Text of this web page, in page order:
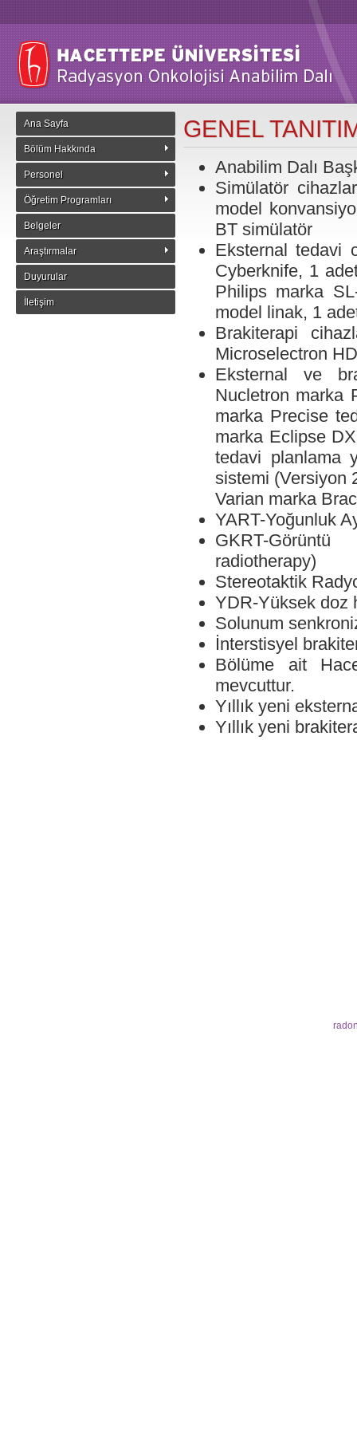
Ana Sayfa
Bölüm Hakkında
Personel
Öğretim Programları
Belgeler
Araştırmalar
Duyurular
İletişim
GENEL
Anabilim Dalı
Simülatör
model
BT simülatör
Eksternal tedavi
Cyberknife, 1
Philips marka
model linak, 1
Brakiterapi
Microselectron
Eksternal ve
Nucletron marka
marka Precise
marka Eclipse
tedavi planlama
sistemi (Versiyon
Varian marka
YART-Yoğunluk
GKRT-
radiotherapy)
Stereotaktik
YDR-Yüksek doz
Solunum
İnterstisyel
Bölüme ait
mevcuttur.
Yıllık yeni
Yıllık yeni